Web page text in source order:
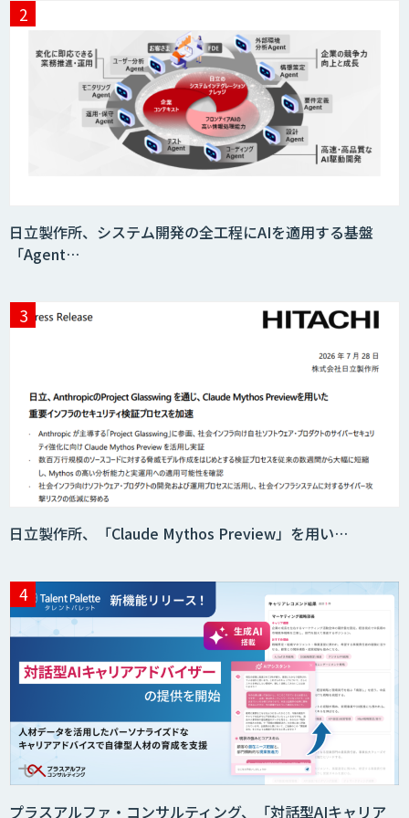
日立製作所、システム開発の全工程にAIを適用する基盤
「Agent…
日立製作所、「Claude Mythos Preview」を用い…
プラスアルファ・コンサルティング、「対話型AIキャリア